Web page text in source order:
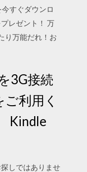
すぐダウンロ
レゼント！ 万
り万能だれ！お
3G接続
利用く
Kindle
しではありませ